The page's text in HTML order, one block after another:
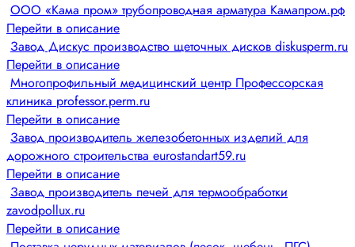
ООО «Кама пром» трубопроводная арматура Камапром.рф
Перейти в описание
Завод Дискус производство щеточных дисков diskusperm.ru
Перейти в описание
Многопрофильный медицинский центр Профессорская
клиника professor.perm.ru
Перейти в описание
Завод производитель железобетонных изделий для
дорожного строительства eurostandart59.ru
Перейти в описание
Завод производитель печей для термообработки
zavodpollux.ru
Перейти в описание